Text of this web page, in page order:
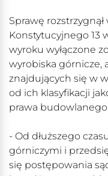
Sprawę rozstrzygnął
Konstytucyjnego 13
wyroku wyłączone
wyrobiska górnicze,
znajdujących się w
od ich klasyfikacji
prawa
- Od dłuższego
górniczymi i
się postępowania